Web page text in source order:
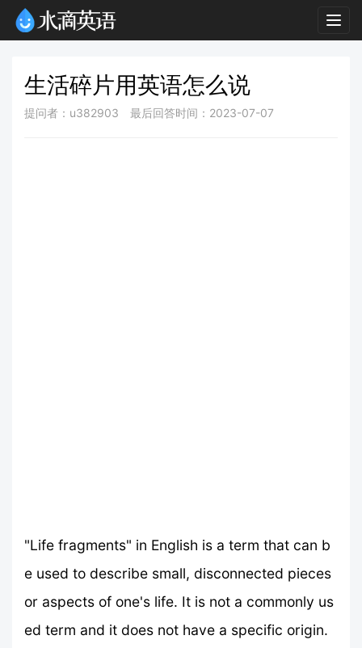
生活碎片用英语怎么说
提问者：u382903 最后回答时间：2023-07-07
"Life fragments" in English is a term that can b
e used to describe small, disconnected pieces
or aspects of one's life. It is not a commonly us
ed term and it does not have a specific origin.